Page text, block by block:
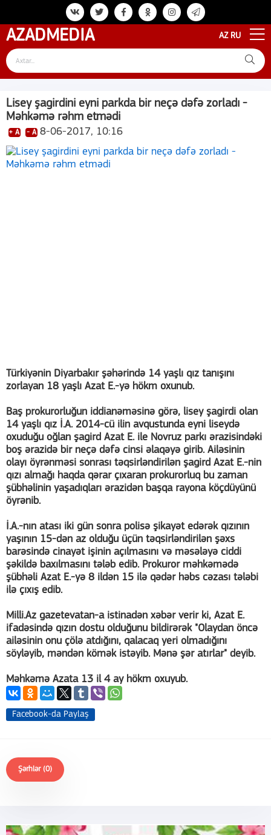
AZADMEDIA AZ RU
Lisey şagirdini eyni parkda bir neçə dəfə zorladı -
Məhkəmə rəhm etmədi
+ A - A 8-06-2017, 10:16
Türkiyənin Diyarbakır şəhərində 14 yaşlı qız tanışını
zorlayan 18 yaşlı Azat E.-yə hökm oxunub.
Baş prokurorluğun iddianəməsinə görə, lisey şagirdi olan
14 yaşlı qız İ.A. 2014-cü ilin avqustunda eyni liseydə
oxuduğu oğlan şagird Azat E. ile Novruz parkı ərazisindəki
boş ərazidə bir neçə dəfə cinsi əlaqəyə girib. Ailəsinin
olayı öyrənməsi sonrası təqsirləndirilən şagird Azat E.-nin
qızı almağı haqda qərar çıxaran prokurorluq bu zaman
şübhəlinin yaşadıqları ərazidən başqa rayona köçdüyünü
öyrənib.
İ.A.-nın atası iki gün sonra polisə şikayət edərək qızının
yaşının 15-dən az olduğu üçün təqsirləndirilən şəxs
barəsində cinayət işinin açılmasını və məsələyə ciddi
şəkildə baxılmasını tələb edib. Prokuror məhkəmədə
şübhəli Azat E.-yə 8 ildən 15 ilə qədər həbs cəzası tələbi
ilə çıxış edib.
Milli.Az gazetevatan-a istinadən xəbər verir ki, Azat E.
ifadəsində qızın dostu olduğunu bildirərək "Olaydan öncə
ailəsinin onu çölə atdığını, qalacaq yeri olmadığını
söyləyib, məndən kömək istəyib. Mənə şər atırlar" deyib.
Məhkəmə Azata 13 il 4 ay hökm oxuyub.
Facebook-da Paylaş
Şərhlər (0)